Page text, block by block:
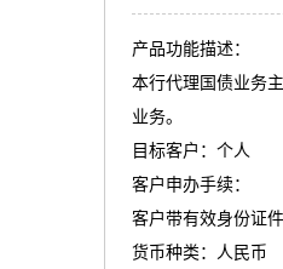
产品功能描述：
本行代理国债业务
业务。
目标客户：个人
客户申办手续：
客户带有效身份证
货币种类：人民币